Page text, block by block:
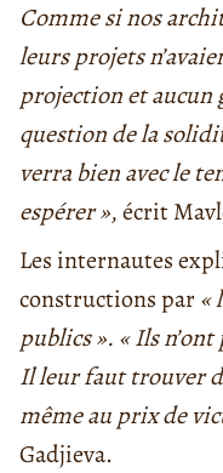
Comme si nos
leurs projets
projection et aucun
question de la
verra bien avec le
espérer », écrit
Les internautes
constructions par«
publics ». « Ils
Il leur faut trouver
même au prix de
Gadjieva.